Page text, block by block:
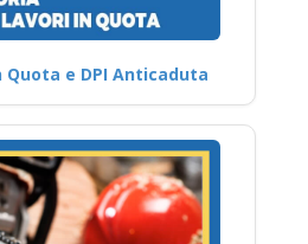
Quota e DPI Anticaduta